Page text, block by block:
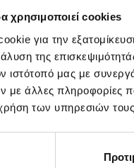
χρησιμοποιεί cookies
για την
της
ιστότοπό μας με
με άλλες πληροφορίες
των υπηρεσιών